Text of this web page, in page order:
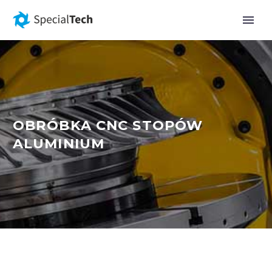
OBRÓBKA CNC STOPÓW
ALUMINIUM